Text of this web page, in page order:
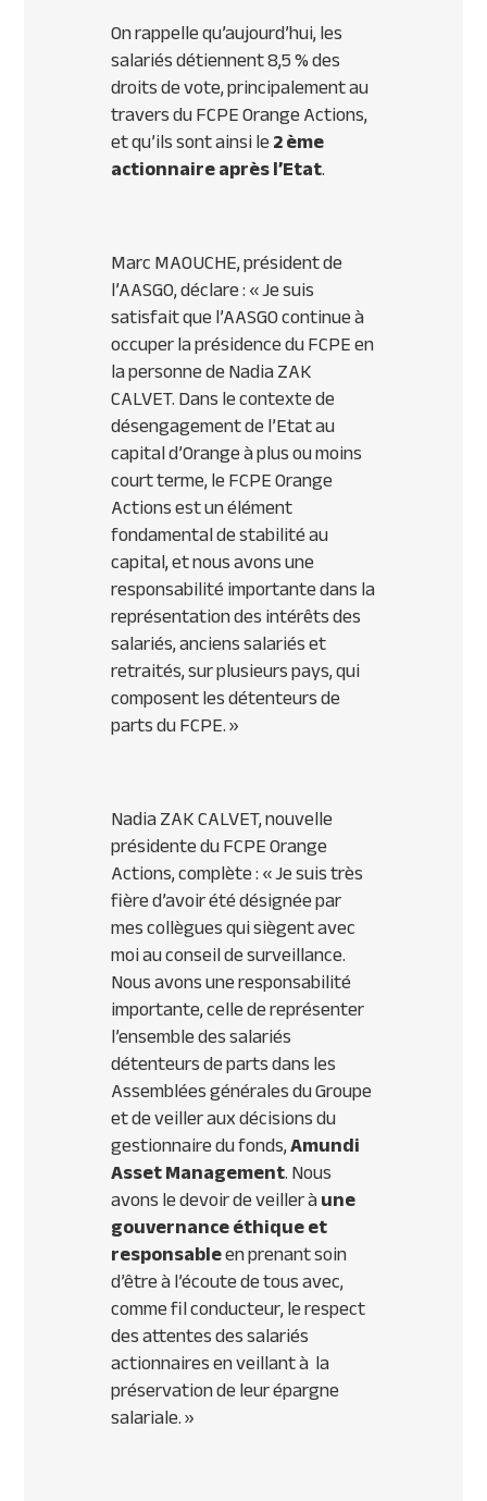
On rappelle qu’aujourd’hui, les
salariés détiennent 8,5 % des
droits de vote, principalement au
travers du FCPE Orange Actions,
et qu’ils sont ainsi le2 ème
actionnaire après l’Etat.
Marc MAOUCHE, président de
l’AASGO, déclare : «Je suis
satisfait que l’AASGO continue à
occuper la présidence du FCPE en
la personne de NadiaZAK
CALVET. Dans le contexte de
désengagement de l’Etat au
capital d’Orange à plus ou moins
court terme, le FCPEOrange
Actionsest un élément
fondamental de stabilité au
capital, et nous avons une
responsabilité importante dans la
représentation des intérêts des
salariés, anciens salariés et
retraités, sur plusieurs pays, qui
composent les détenteurs de
parts du FCPE.»
Nadia ZAK CALVET, nouvelle
présidente du FCPE Orange
Actions, complète : «Je suis très
fière d’avoir été désignée par
mes collègues qui siègent avec
moi au conseil de surveillance.
Nous avons une responsabilité
importante, celle de représenter
l’ensemble des salariés
détenteurs de parts dans les
Assemblées générales du Groupe
et de veiller aux décisions du
gestionnaire du fonds,Amundi
Asset Management. Nous
avons le devoir de veiller àune
gouvernance éthique et
responsableen prenant soin
d’être à l’écoute de tous avec,
comme fil conducteur, le respect
des attentes des salariés
actionnaires en veillant à la
préservation de leur épargne
salariale.»